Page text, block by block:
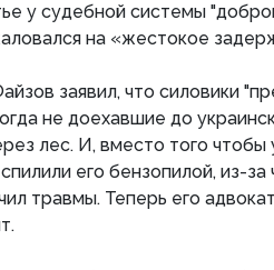
у судебной системы
на «жестокое
заявил, что силовики
не доехавшие до
лес. И, вместо того чтобы
его бензопилой, из-
травмы. Теперь его адвокат